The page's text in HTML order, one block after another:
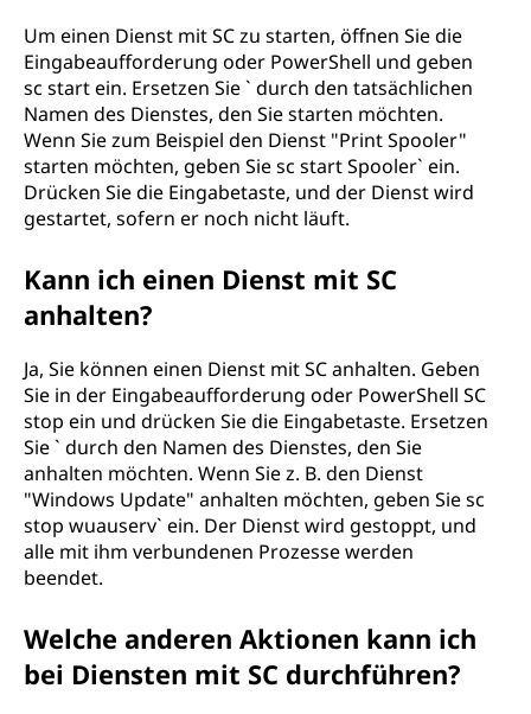
Um einen Dienst mit SC zu starten, öffnen Sie die
Eingabeaufforderung oder PowerShell und geben
sc start ein. Ersetzen Sie ` durch den tatsächlichen
Namen des Dienstes, den Sie starten möchten.
Wenn Sie zum Beispiel den Dienst "Print Spooler"
starten möchten, geben Sie sc start Spooler` ein.
Drücken Sie die Eingabetaste, und der Dienst wird
gestartet, sofern er noch nicht läuft.
Kann ich einen Dienst mit SC
anhalten?
Ja, Sie können einen Dienst mit SC anhalten. Geben
Sie in der Eingabeaufforderung oder PowerShell SC
stop ein und drücken Sie die Eingabetaste. Ersetzen
Sie ` durch den Namen des Dienstes, den Sie
anhalten möchten. Wenn Sie z. B. den Dienst
"Windows Update" anhalten möchten, geben Sie sc
stop wuauserv` ein. Der Dienst wird gestoppt, und
alle mit ihm verbundenen Prozesse werden
beendet.
Welche anderen Aktionen kann ich
bei Diensten mit SC durchführen?